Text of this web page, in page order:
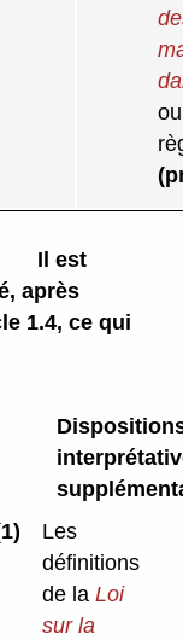
Il est
après
1.4, ce qui
Les
définitions
de la Loi
sur la